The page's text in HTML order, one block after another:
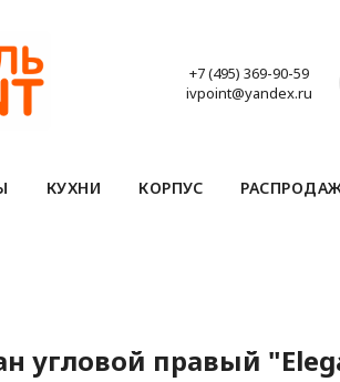
+7 (495) 369-90-59
ivpoint@yandex.ru
КУХНИ КОРПУС
угловой правый